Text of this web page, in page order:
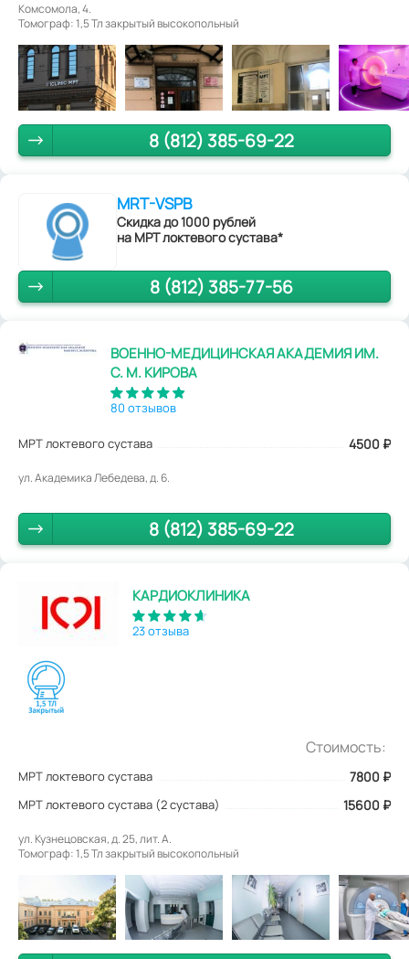
Комсомола, 4.
Томограф: 1,5 Тл закрытый высокопольный
8 (812) 385-69-22
MRT-VSPB
Скидка до 1000 рублей
на МРТ локтевого сустава*
8 (812) 385-77-56
ВОЕННО-МЕДИЦИНСКАЯ АКАДЕМИЯ ИМ.
С. М. КИРОВА
80 отзывов
МРТ локтевого сустава 4500 ₽
ул. Академика Лебедева, д. 6.
8 (812) 385-69-22
КАРДИОКЛИНИКА
23 отзыва
Стоимость:
МРТ локтевого сустава 7800 ₽
МРТ локтевого сустава (2 сустава) 15600 ₽
ул. Кузнецовская, д. 25, лит. А.
Томограф: 1,5 Тл закрытый высокопольный